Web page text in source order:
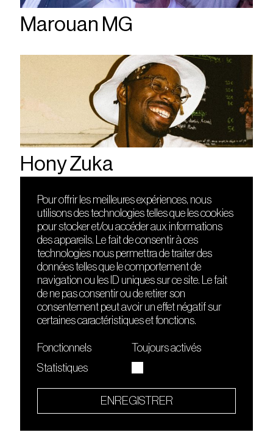
Marouan MG
Hony Zuka
DÉCOUVRIR
Le lieu
Contact
Presse
Cours de DJing
TMLAB
FRIENDS
Nuits sonores
HEAT
Hôtel71
La Gaîté Lyrique
Le Sucre fait partie de
Quartier culturel et créatif
Pour offrir les meilleures expériences, nous
utilisons des technologies telles que les cookies
pour stocker et/ou accéder aux informations
des appareils. Le fait de consentir à ces
technologies nous permettra de traiter des
données telles que le comportement de
navigation ou les ID uniques sur ce site. Le fait
de ne pas consentir ou de retirer son
consentement peut avoir un effet négatif sur
certaines caractéristiques et fonctions.
Fonctionnels
Toujours activés
Statistiques
ENREGISTRER